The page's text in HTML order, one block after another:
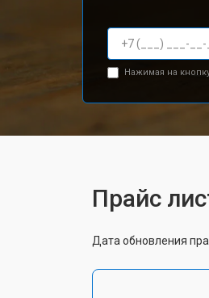
Нажимая на
Прайс
Дата обновления